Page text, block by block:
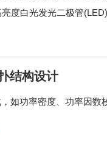
度白光发光二极管
结构设计
如功率密度、功率因数